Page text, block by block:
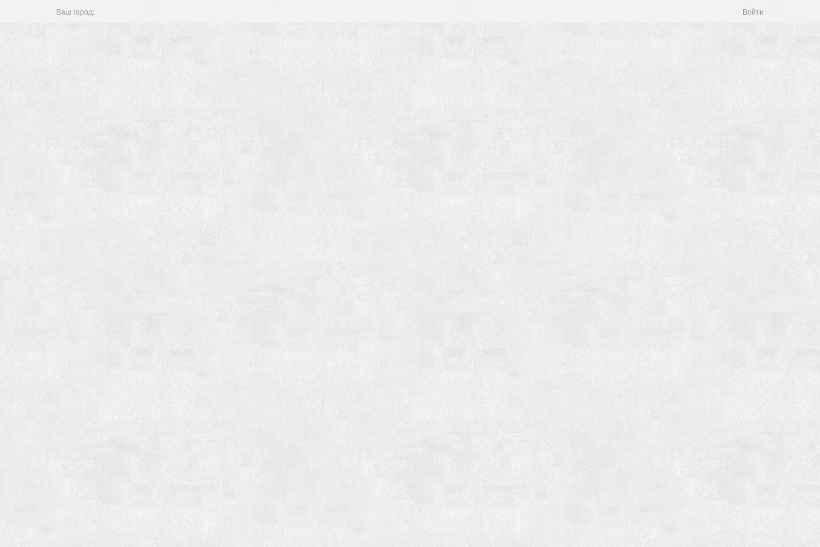
Ваш город: Войти